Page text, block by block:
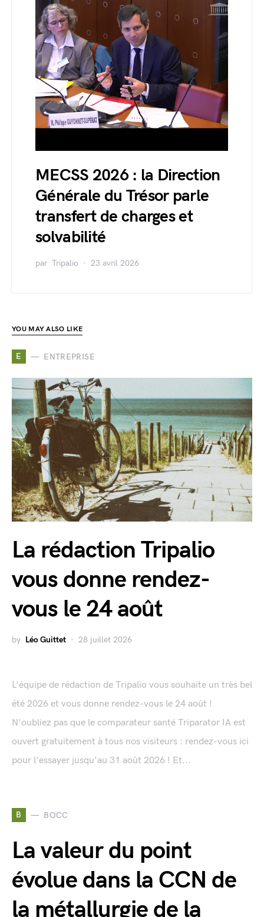
MECSS 2026 : la Direction
Générale du Trésor parle
transfert de charges et
solvabilité
par Tripalio 23 avril 2026
YOU MAY ALSO LIKE
E ENTREPRISE
La rédaction Tripalio
vous donne rendez-
vous le 24 août
by Léo Guittet 28 juillet 2026
L'équipe de rédaction de Tripalio vous souhaite un très bel
été 2026 et vous donne rendez-vous le 24 août !
N'oubliez pas que le comparateur santé Triparator IA est
ouvert gratuitement à tous nos visiteurs : rendez-vous ici
pour l'essayer jusqu'au 31 août 2026 ! Et...
B BOCC
La valeur du point
évolue dans la CCN de
la métallurgie de la